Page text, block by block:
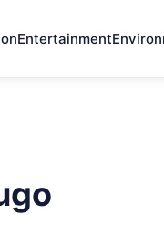
Entertainment